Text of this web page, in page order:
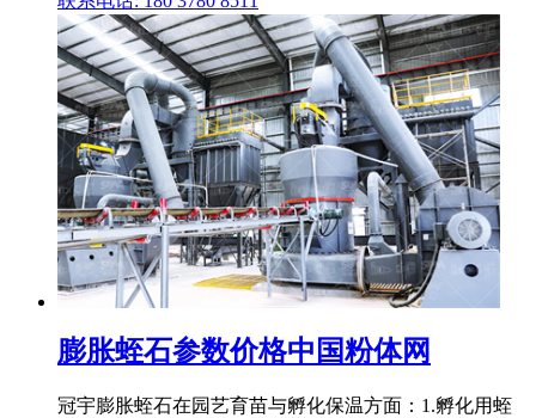
膨胀蛭石参数价格中国粉体网
冠宇膨胀蛭石在园艺育苗与孵化保温方面：1.孵化用蛭